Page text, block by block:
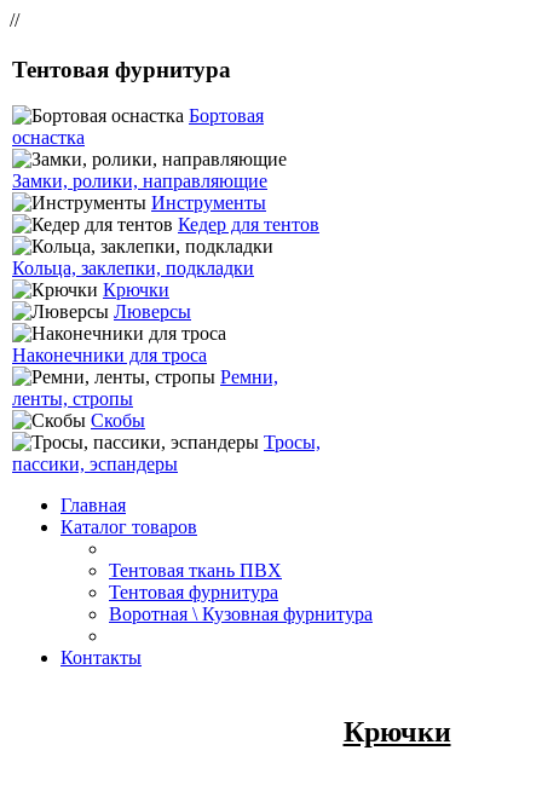
//
Тентовая фурнитура
Бортовая
оснастка
Замки, ролики, направляющие
Инструменты
Кедер для тентов
Кольца, заклепки, подкладки
Крючки
Люверсы
Наконечники для троса
Ремни,
ленты, стропы
Скобы
Тросы,
пассики, эспандеры
Главная
Каталог товаров
Тентовая ткань ПВХ
Тентовая фурнитура
Воротная \ Кузовная фурнитура
Контакты
Крючки